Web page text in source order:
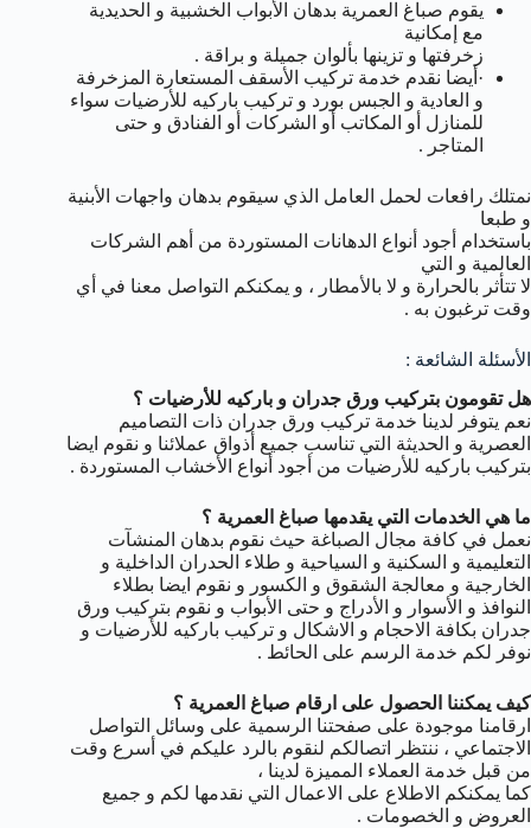
يقوم صباغ العمرية بدهان الأبواب الخشبية و الحديدية
مع إمكانية
زخرفتها و تزينها بألوان جميلة و براقة .
·أيضا نقدم خدمة تركيب الأسقف المستعارة المزخرفة
و العادية و الجبس بورد و تركيب باركيه للأرضيات سواء
للمنازل أو المكاتب أو الشركات أو الفنادق و حتى
المتاجر .
نمتلك رافعات لحمل العامل الذي سيقوم بدهان واجهات الأبنية
و طبعا
باستخدام أجود أنواع الدهانات المستوردة من أهم الشركات
العالمية و التي
لا تتأثر بالحرارة و لا بالأمطار ، و يمكنكم التواصل معنا في أي
وقت ترغبون به .
الأسئلة الشائعة :
هل تقومون بتركيب ورق جدران و باركيه للأرضيات ؟
نعم يتوفر لدينا خدمة تركيب ورق جدران ذات التصاميم
العصرية و الحديثة التي تناسب جميع أذواق عملائنا و نقوم ايضا
بتركيب باركيه للأرضيات من أجود أنواع الأخشاب المستوردة .
ما هي الخدمات التي يقدمها صباغ العمرية ؟
نعمل في كافة مجال الصباغة حيث نقوم بدهان المنشآت
التعليمية و السكنية و السياحية و طلاء الحدران الداخلية و
الخارجية و معالجة الشقوق و الكسور و نقوم ايضا بطلاء
النوافذ و الأسوار و الأدراج و حتى الأبواب و نقوم بتركيب ورق
جدران بكافة الاحجام و الاشكال و تركيب باركيه للأرضيات و
نوفر لكم خدمة الرسم على الحائط .
كيف يمكننا الحصول على ارقام صباغ العمرية ؟
ارقامنا موجودة على صفحتنا الرسمية على وسائل التواصل
الاجتماعي ، ننتظر اتصالكم لنقوم بالرد عليكم في أسرع وقت
من قبل خدمة العملاء المميزة لدينا ،
كما يمكنكم الاطلاع على الاعمال التي نقدمها لكم و جميع
العروض و الخصومات .